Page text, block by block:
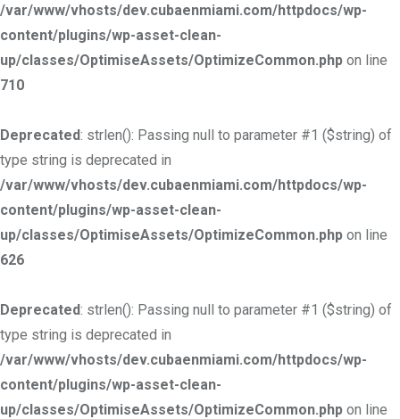
/var/www/vhosts/dev.cubaenmiami.com/httpdocs/wp-
content/plugins/wp-asset-clean-
up/classes/OptimiseAssets/OptimizeCommon.php on line
710
Deprecated: strlen(): Passing null to parameter #1 ($string) of
type string is deprecated in
/var/www/vhosts/dev.cubaenmiami.com/httpdocs/wp-
content/plugins/wp-asset-clean-
up/classes/OptimiseAssets/OptimizeCommon.php on line
626
Deprecated: strlen(): Passing null to parameter #1 ($string) of
type string is deprecated in
/var/www/vhosts/dev.cubaenmiami.com/httpdocs/wp-
content/plugins/wp-asset-clean-
up/classes/OptimiseAssets/OptimizeCommon.php on line